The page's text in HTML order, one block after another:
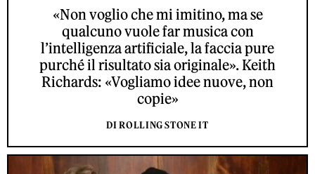
«Non voglio che mi imitino, ma se
qualcuno vuole far musica con
l’intelligenza artificiale, la faccia pure
purché il risultato sia originale». Keith
Richards: «Vogliamo idee nuove, non
copie»
DI ROLLING STONE IT